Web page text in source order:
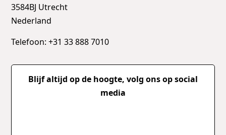
3584BJ Utrecht
Nederland
Telefoon: +31 33 888 7010
Blijf altijd op de hoogte, volg ons op social
media